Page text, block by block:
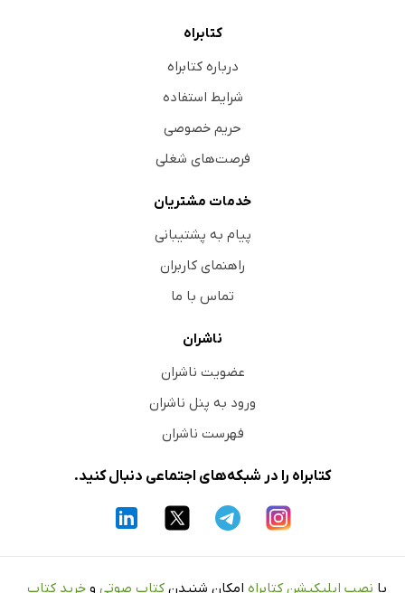
کتابراه
درباره کتابراه
شرایط استفاده
حریم خصوصی
فرصت‌های شغلی
خدمات مشتریان
پیام به پشتیبانی
راهنمای کاربران
تماس با ما
ناشران
عضویت ناشران
ورود به پنل ناشران
فهرست ناشران
کتابراه را در شبکه‌های اجتماعی دنبال کنید.
با نصب اپلیکیشن کتابراه امکان شنیدن کتاب صوتی و خرید کتاب